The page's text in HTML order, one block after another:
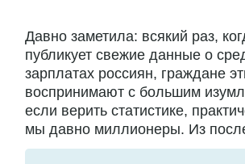
Давно заметила: всякий раз,
публикует свежие данные о
зарплатах россиян, граждане
воспринимают с большим
если верить статистике,
мы давно миллионеры. Из